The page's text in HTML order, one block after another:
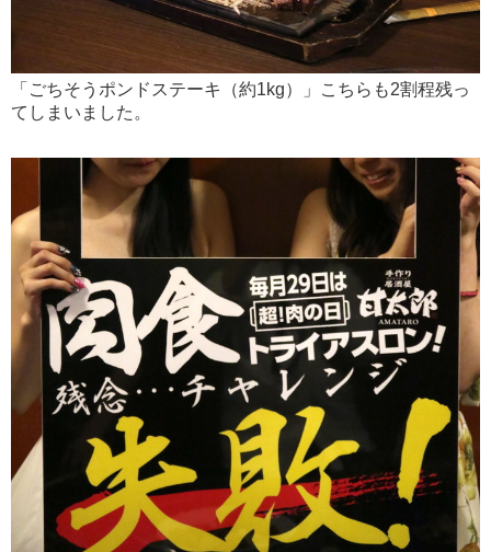
「ごちそうポンドステーキ（約1kg）」こちらも2割程残っ
てしまいました。